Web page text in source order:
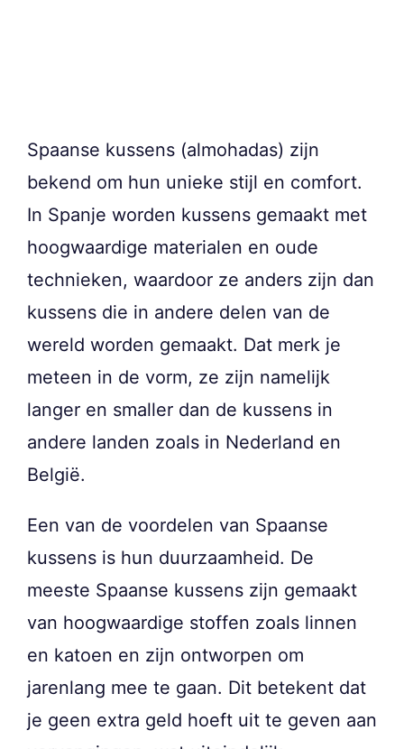
Spaanse kussens (almohadas) zijn
bekend om hun unieke stijl en comfort.
In Spanje worden kussens gemaakt met
hoogwaardige materialen en oude
technieken, waardoor ze anders zijn dan
kussens die in andere delen van de
wereld worden gemaakt. Dat merk je
meteen in de vorm, ze zijn namelijk
langer en smaller dan de kussens in
andere landen zoals in Nederland en
België.
Een van de voordelen van Spaanse
kussens is hun duurzaamheid. De
meeste Spaanse kussens zijn gemaakt
van hoogwaardige stoffen zoals linnen
en katoen en zijn ontworpen om
jarenlang mee te gaan. Dit betekent dat
je geen extra geld hoeft uit te geven aan